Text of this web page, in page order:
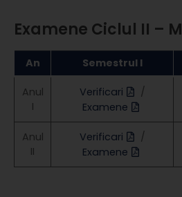
Examene Ciclul II –
An Semestrul I
Anul
I
Verificari
/
Examene
Anul
II
Verificari
/
Examene